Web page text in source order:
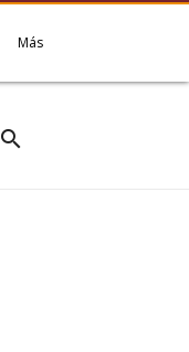
Más
search